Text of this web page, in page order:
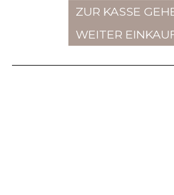
ZUR KASSE
WEITER